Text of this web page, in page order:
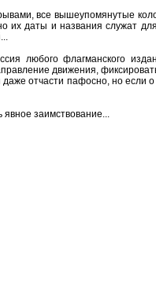
все вышеупомянутые
их даты и названия служат
любого флагманского
движения,
даже отчасти пафосно, но
явное заимствование...